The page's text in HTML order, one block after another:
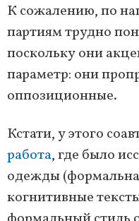
К сожалению, по
партиям трудно
поскольку они
параметр: они
оппозиционные.
Кстати, у этого
работа, где было
одежды
когнитивные